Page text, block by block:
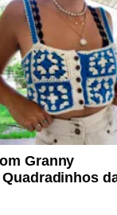
Granny